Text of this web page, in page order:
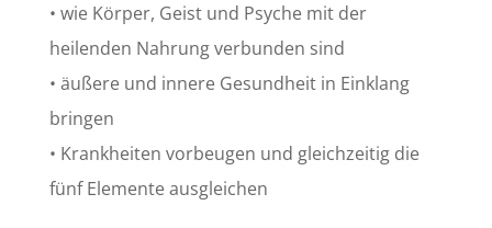
• wie Körper, Geist und Psyche mit der
heilenden Nahrung verbunden sind
• äußere und innere Gesundheit in Einklang
bringen
• Krankheiten vorbeugen und gleichzeitig die
fünf Elemente ausgleichen